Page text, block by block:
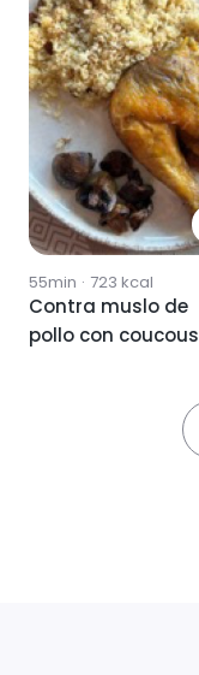
55min · 723 kcal
Contra muslo de
pollo con coucous